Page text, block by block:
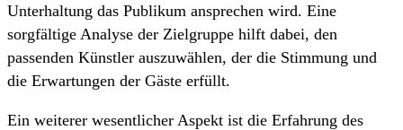
Unterhaltung das Publikum ansprechen wird. Eine
sorgfältige Analyse der Zielgruppe hilft dabei, den
passenden Künstler auszuwählen, der die Stimmung und
die Erwartungen der Gäste erfüllt.
Ein weiterer wesentlicher Aspekt ist die Erfahrung des